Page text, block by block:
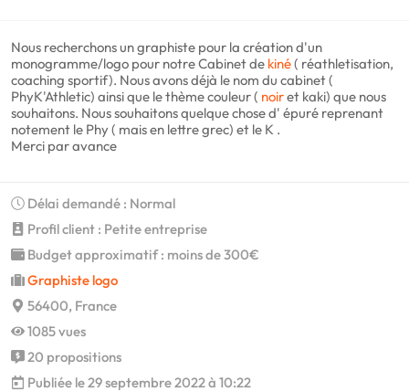
Nous recherchons un graphiste pour la création d'un
monogramme/logo pour notre Cabinet de kiné( réathletisation,
coaching sportif). Nous avons déjà le nom du cabinet (
PhyK'Athletic) ainsi que le thème couleur ( noiret kaki) que nous
souhaitons. Nous souhaitons quelque chose d' épuré reprenant
notement le Phy ( mais en lettre grec) et le K .
Merci par avance
Délai demandé : Normal
Profil client : Petite entreprise
Budget approximatif : moins de 300€
Graphiste logo
56400, France
1085 vues
20 propositions
Publiée le 29 septembre 2022 à 10:22